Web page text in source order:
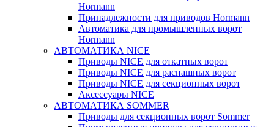
Hormann
Принадлежности для приводов Hormann
Автоматика для промышленных ворот
Hormann
АВТОМАТИКА NICE
Приводы NICE для откатных ворот
Приводы NICE для распашных ворот
Приводы NICE для секционных ворот
Аксессуары NICE
АВТОМАТИКА SOMMER
Приводы для секционных ворот Sommer